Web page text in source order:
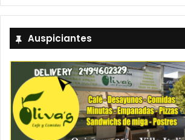
Auspiciantes